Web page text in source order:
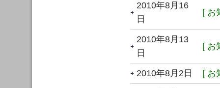
2010年8月16
日
[ お
2010年8月13
日
[ お
2010年8月2日 [ お